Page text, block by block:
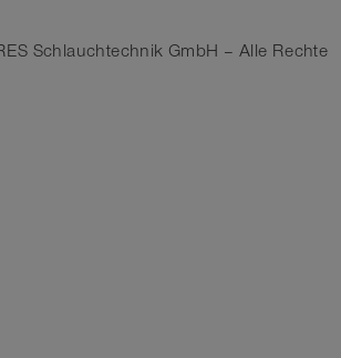
Schlauchtechnik GmbH – Alle Rechte